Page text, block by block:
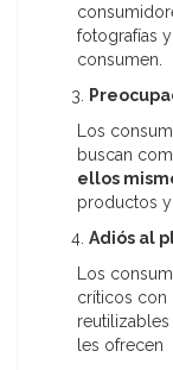
fotografías
consumen.
Los
buscan
ellos
productos
Adiós al
Los
críticos con
les ofrecen